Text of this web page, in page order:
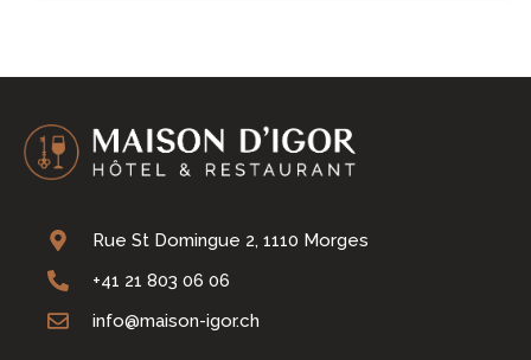
Rue St Domingue 2, 1110 Morges
+41 21 803 06 06
info@maison-igor.ch